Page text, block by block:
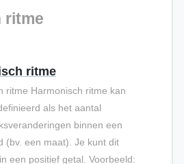
ritme
ritme
ritme Harmonisch ritme kan
als het aantal
binnen een
(bv. een maat). Je kunt dit
een positief getal. Voorbeeld: